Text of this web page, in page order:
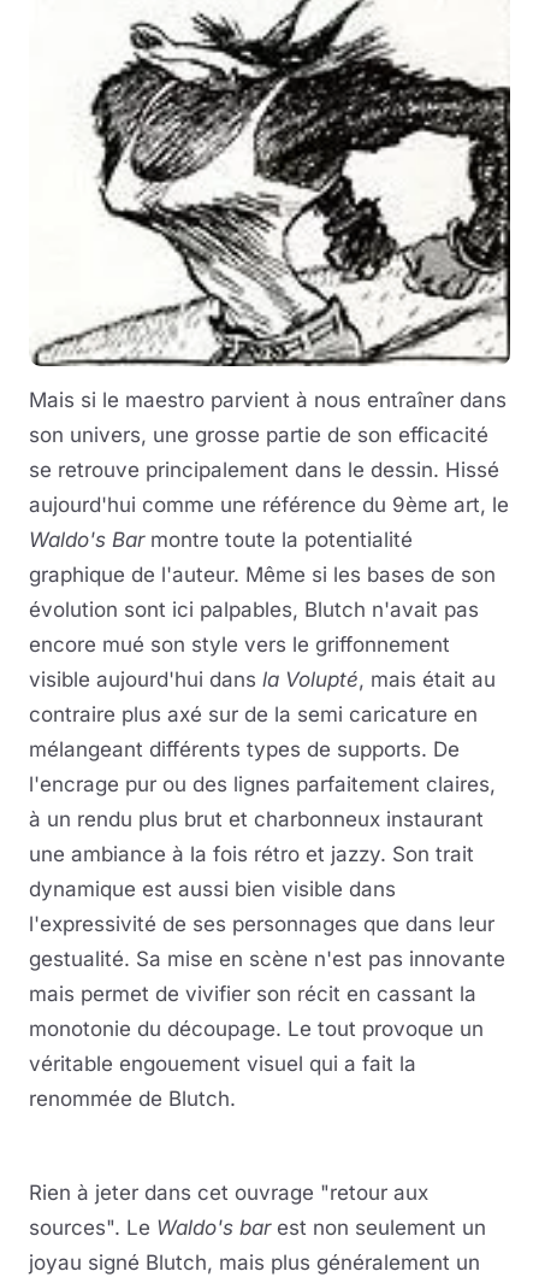
Mais si le maestro parvient à nous entraîner dans
son univers, une grosse partie de son efficacité
se retrouve principalement dans le dessin. Hissé
aujourd'hui comme une référence du 9ème art, le
Waldo's Bar montre toute la potentialité
graphique de l'auteur. Même si les bases de son
évolution sont ici palpables, Blutch n'avait pas
encore mué son style vers le griffonnement
visible aujourd'hui dans la Volupté, mais était au
contraire plus axé sur de la semi caricature en
mélangeant différents types de supports. De
l'encrage pur ou des lignes parfaitement claires,
à un rendu plus brut et charbonneux instaurant
une ambiance à la fois rétro et jazzy. Son trait
dynamique est aussi bien visible dans
l'expressivité de ses personnages que dans leur
gestualité. Sa mise en scène n'est pas innovante
mais permet de vivifier son récit en cassant la
monotonie du découpage. Le tout provoque un
véritable engouement visuel qui a fait la
renommée de Blutch.
Rien à jeter dans cet ouvrage "retour aux
sources". Le Waldo's bar est non seulement un
joyau signé Blutch, mais plus généralement un